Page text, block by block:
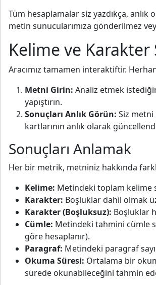
Tüm hesaplamalar siz yazdıkça, anlık
metin sunucularımıza gönderilmez
Kelime ve Karakter
Aracımız tamamen interaktiftir.
Metni Girin: Analiz etmek
yapıştırın.
Sonuçları Anlık Görün: Siz
kartlarının anlık olarak
Sonuçları Anlamak
Her bir metrik, metniniz hakkında
Kelime: Metindeki toplam kelime
Karakter: Boşluklar dahil olmak
Karakter (Boşluksuz): Boşluklar
Cümle: Metindeki tahmini cümle
göre hesaplanır).
Paragraf: Metindeki paragraf
Okuma Süresi: Ortalama bir
sürede okunabileceğini tahmin